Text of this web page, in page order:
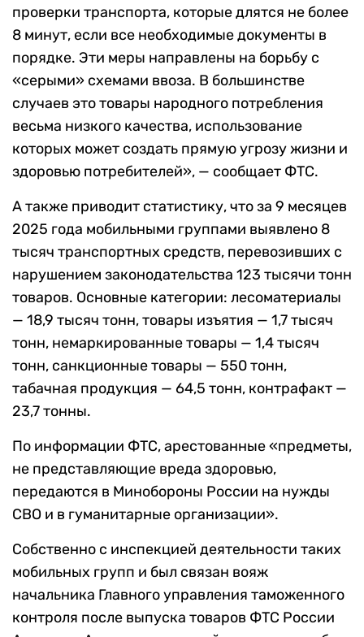
проверки транспорта, которые длятся не более
8 минут, если все необходимые документы в
порядке. Эти меры направлены на борьбу с
«серыми» схемами ввоза. В большинстве
случаев это товары народного потребления
весьма низкого качества, использование
которых может создать прямую угрозу жизни и
здоровью потребителей», — сообщает ФТС.
А также приводит статистику, что за 9 месяцев
2025 года мобильными группами выявлено 8
тысяч транспортных средств, перевозивших с
нарушением законодательства 123 тысячи тонн
товаров. Основные категории: лесоматериалы
— 18,9 тысяч тонн, товары изъятия — 1,7 тысяч
тонн, немаркированные товары — 1,4 тысяч
тонн, санкционные товары — 550 тонн,
табачная продукция — 64,5 тонн, контрафакт —
23,7 тонны.
По информации ФТС, арестованные «предметы,
не представляющие вреда здоровью,
передаются в Минобороны России на нужды
СВО и в гуманитарные организации».
Собственно с инспекцией деятельности таких
мобильных групп и был связан вояж
начальника Главного управления таможенного
контроля после выпуска товаров ФТС России